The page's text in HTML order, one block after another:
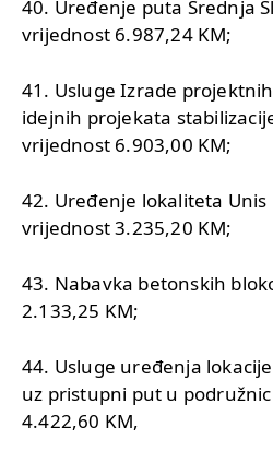
40. Uređenje puta Srednja
vrijednost 6.987,24 KM;
41. Usluge Izrade
idejnih projekata
vrijednost 6.903,00 KM;
42. Uređenje lokaliteta Unis
vrijednost 3.235,20 KM;
43. Nabavka betonskih
2.133,25 KM;
44. Usluge uređenja
uz pristupni put u
4.422,60 KM,